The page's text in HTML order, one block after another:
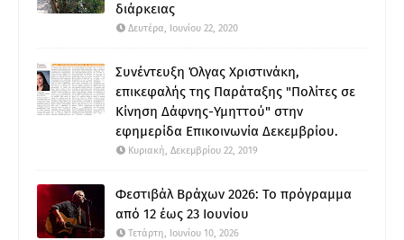
διάρκειας
Δευτέρα, Ιουνίου 22, 2020
Συνέντευξη Όλγας Χριστινάκη,
επικεφαλής της Παράταξης "Πολίτες σε
Κίνηση Δάφνης-Υμηττού" στην
εφημερίδα Επικοινωνία Δεκεμβρίου.
Κυριακή, Δεκεμβρίου 22, 2019
Φεστιβάλ Βράχων 2026: Το πρόγραμμα
από 12 έως 23 Ιουνίου
Τετάρτη, Ιουνίου 10, 2026